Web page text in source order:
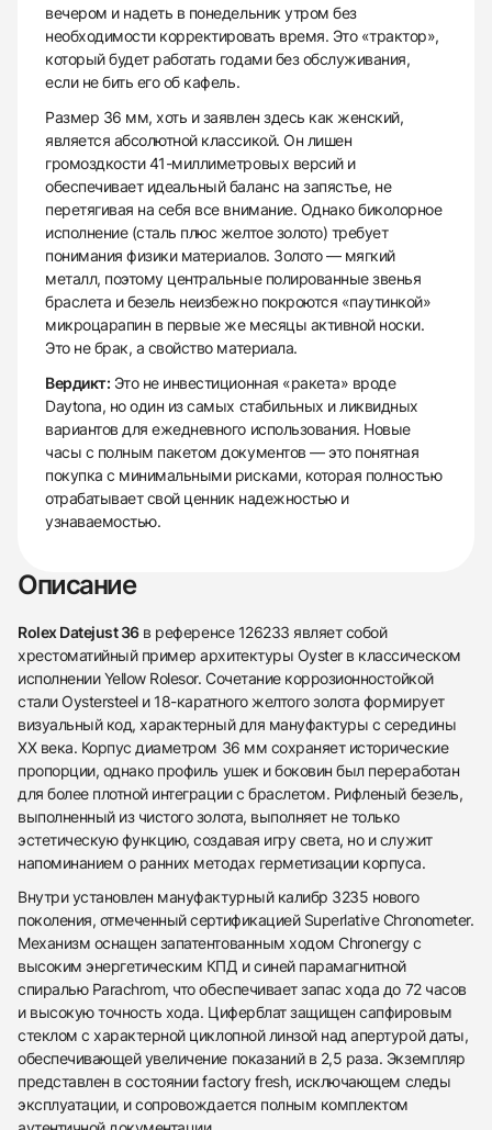
438
285
145
142
205
204
195
150
6
вечером и надеть в понедельник утром без
необходимости корректировать время. Это «трактор»,
который будет работать годами без обслуживания,
если не бить его об кафель.
Размер 36 мм, хоть и заявлен здесь как женский,
является абсолютной классикой. Он лишен
громоздкости 41-миллиметровых версий и
обеспечивает идеальный баланс на запястье, не
перетягивая на себя все внимание. Однако биколорное
исполнение (сталь плюс желтое золото) требует
понимания физики материалов. Золото — мягкий
металл, поэтому центральные полированные звенья
браслета и безель неизбежно покроются «паутинкой»
микроцарапин в первые же месяцы активной носки.
Это не брак, а свойство материала.
Вердикт: Это не инвестиционная «ракета» вроде
Daytona, но один из самых стабильных и ликвидных
вариантов для ежедневного использования. Новые
часы с полным пакетом документов — это понятная
покупка с минимальными рисками, которая полностью
отрабатывает свой ценник надежностью и
узнаваемостью.
Описание
Rolex Datejust 36в референсе 126233 являет собой
хрестоматийный пример архитектуры Oyster в классическом
исполнении Yellow Rolesor. Сочетание коррозионностойкой
стали Oystersteel и 18-каратного желтого золота формирует
визуальный код, характерный для мануфактуры с середины
XX века. Корпус диаметром 36 мм сохраняет исторические
пропорции, однако профиль ушек и боковин был переработан
для более плотной интеграции с браслетом. Рифленый безель,
выполненный из чистого золота, выполняет не только
эстетическую функцию, создавая игру света, но и служит
напоминанием о ранних методах герметизации корпуса.
Внутри установлен мануфактурный калибр 3235 нового
поколения, отмеченный сертификацией Superlative Chronometer.
Механизм оснащен запатентованным ходом Chronergy с
высоким энергетическим КПД и синей парамагнитной
спиралью Parachrom, что обеспечивает запас хода до 72 часов
и высокую точность хода. Циферблат защищен сапфировым
стеклом с характерной циклопной линзой над апертурой даты,
обеспечивающей увеличение показаний в 2,5 раза. Экземпляр
представлен в состоянии factory fresh, исключающем следы
эксплуатации, и сопровождается полным комплектом